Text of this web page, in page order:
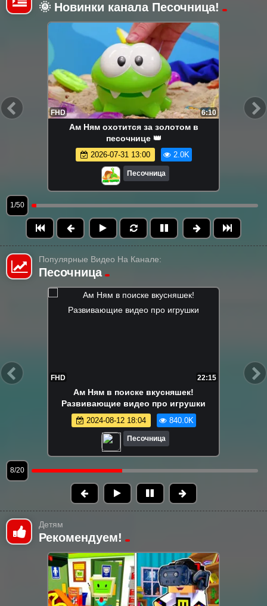
🌞 Новинки канала Песочница!
FHD 6:10
Ам Ням охотится за золотом в
песочнице 👑
2026-07-31 13:00 2.0K
Песочница
1/50
Популярные Видео На Канале:
Песочница
Ам Ням в поиске вкусняшек!
Развивающие видео про игрушки
2024-08-12 18:04 840.0K
Песочница
9/20
Детям
Рекомендуем!